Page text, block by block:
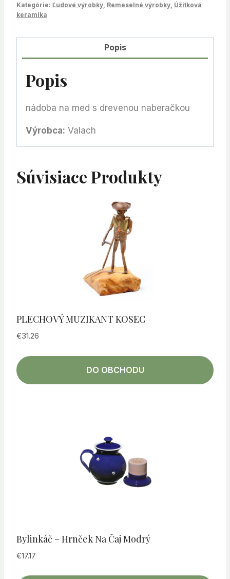
Kategórie: Ľudové výrobky Remeselné výrobky Úžitková
keramika
Popis
Popis
nádoba na med s drevenou naberačkou
Výrobca: Valach
Súvisiace Produkty
PLECHOVÝ MUZIKANT KOSEC
€31.26
DO OBCHODU
Bylinkáč – Hrnček Na Čaj Modrý
€17.17